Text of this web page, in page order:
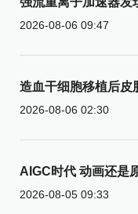
2026-08-06 09:47
造血干细胞移植后皮
2026-08-06 02:30
AIGC时代 动画还是
2026-08-05 09:33